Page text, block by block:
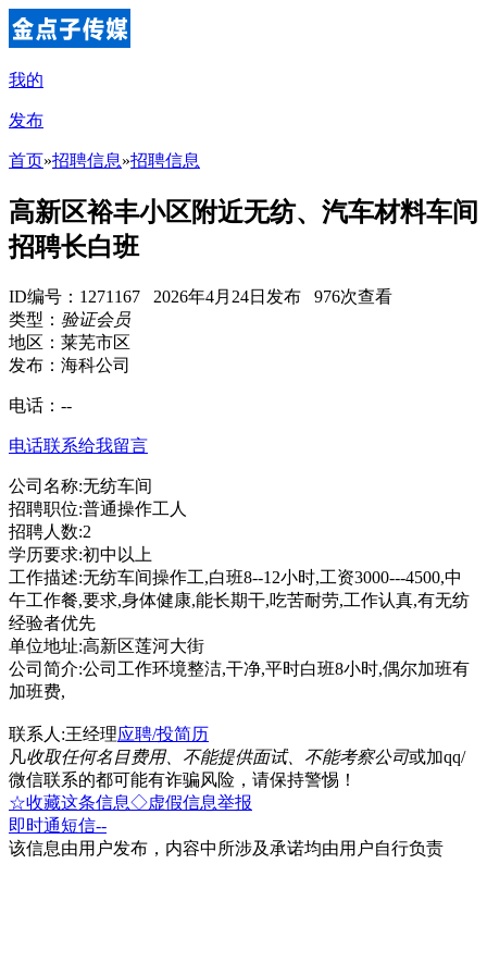
我的
发布
首页»招聘信息»招聘信息
高新区裕丰小区附近无纺、汽车材料车间
招聘长白班
ID编号：1271167 2026年4月24日发布 976次查看
类型： 验证会员
地区：莱芜市区
发布：海科公司
电话： --
电话联系给我留言
公司名称:无纺车间
招聘职位:普通操作工人
招聘人数:2
学历要求:初中以上
工作描述:无纺车间操作工,白班8--12小时,工资3000---4500,中
午工作餐,要求,身体健康,能长期干,吃苦耐劳,工作认真,有无纺
经验者优先
单位地址:高新区莲河大街
公司简介:公司工作环境整洁,干净,平时白班8小时,偶尔加班有
加班费,
联系人:王经理应聘/投简历
凡收取任何名目费用、不能提供面试、不能考察公司或加qq/
微信联系的都可能有诈骗风险，请保持警惕！
☆收藏这条信息◇虚假信息举报
即时通短信--
该信息由用户发布，内容中所涉及承诺均由用户自行负责